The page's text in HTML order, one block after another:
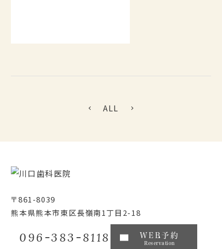
ALL
〒861-8039
熊本県熊本市東区長嶺南1丁目2-18
096-383-8118 WEB予約
Reservation